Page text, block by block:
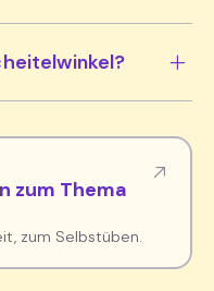
zum Thema
zum Selbstüben.